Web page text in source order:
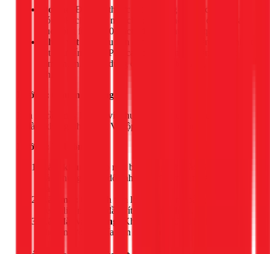
Đo đạc:
Đo kích thước Dài x Rộng x Cao của cục
nóng. Kích thước mái che cần lớn hơn mỗi chiều của
cục nóng ít nhất 10-15cm để che phủ hiệu quả.
Chọn vật liệu:
Ưu tiên các vật liệu nhẹ, bền, cách nhiệt
tốt như tấm nhựa Polycarbonate, tấm tôn lạnh, hoặc
tấm nhôm. Tránh dùng các vật liệu tối màu, hấp thụ
nhiệt.
Bước 2: Chuẩn bị dụng cụ
Bạn sẽ cần máy khoan, vít, thước đo, bút dấu, và các vật liệu
để làm khung (thanh sắt V, hộp kẽm hoặc nhôm).
Bước 3: Thi công
Tạo một bộ khung đỡ chắc chắn. Đảm
bảo khung có độ dốc nhẹ để nước mưa thoát đi dễ
Lắp mái:
Cố định tấm lợp vào khung bằng vít. Bắn
keo silicon ở các đầu vít để chống thấm.
Lắp đặt vào tường:
Khoan và cố định bộ khung mái
che lên tường, phía trên cục nóng.